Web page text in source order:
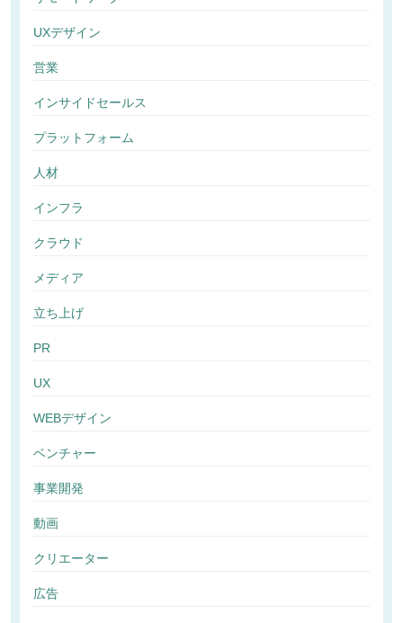
UXデザイン
営業
インサイドセールス
プラットフォーム
人材
インフラ
クラウド
メディア
立ち上げ
PR
UX
WEBデザイン
ベンチャー
事業開発
動画
クリエーター
広告